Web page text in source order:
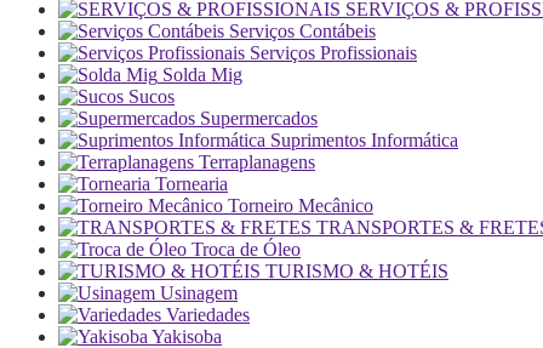
SERVIÇOS &
Serviços Contábeis
Serviços Profissionais
Solda Mig
Sucos
Supermercados
Suprimentos Informática
Terraplanagens
Tornearia
Torneiro Mecânico
TRANSPORTES &
Troca de Óleo
TURISMO & HOTÉIS
Usinagem
Variedades
Yakisoba